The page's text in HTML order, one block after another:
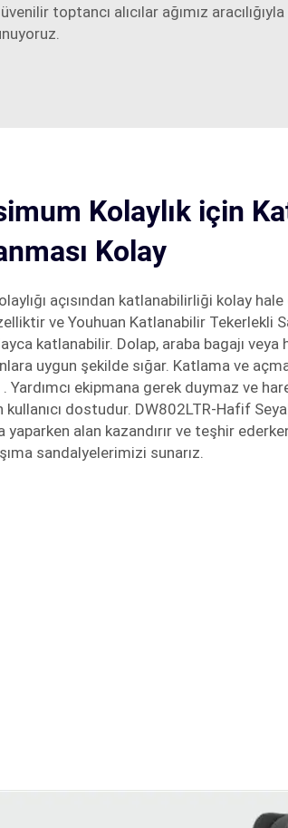
toptancı alıcılar ağımız
Kolaylık için
Kolay
açısından katlanabilirliği kolay
ve Youhuan Katlanabilir Tekerlekli
katlanabilir. Dolap, araba bagajı veya
uygun şekilde sığar. Katlama ve
. Yardımcı ekipmana gerek duymaz ve
dostudur. DW802LTR-Hafif
yaparken alan kazandırır ve teşhir
sandalyelerimizi sunarız.